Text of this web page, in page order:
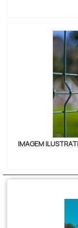
IMAGEM